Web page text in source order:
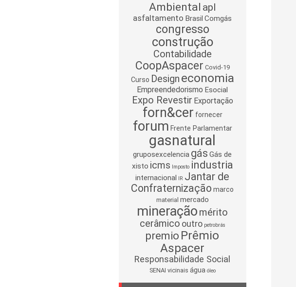
Ambiental apl
asfaltamento Brasil Comgás
congresso
construção
Contabilidade
CoopAspacer Covid-19
Curso Design economia
Empreendedorismo Esocial
Expo Revestir Exportação
forn&cer fornecer
forum Frente Parlamentar
gasnatural
gruposexcelencia gás Gás de
xisto icms Imposto industria
internacional IR Jantar de
Confraternização marco
material mercado
mineração mérito
cerâmico outro petrobrás
premio Prêmio
Aspacer
Responsabilidade Social
SENAI vicinais água óleo